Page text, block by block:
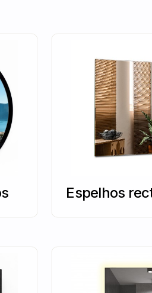
Espelhos